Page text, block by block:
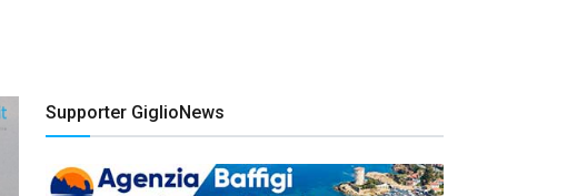
Supporter GiglioNews